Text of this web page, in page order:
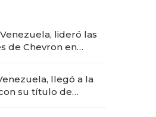
lideró las
de Chevron en
llegó a la
su título de